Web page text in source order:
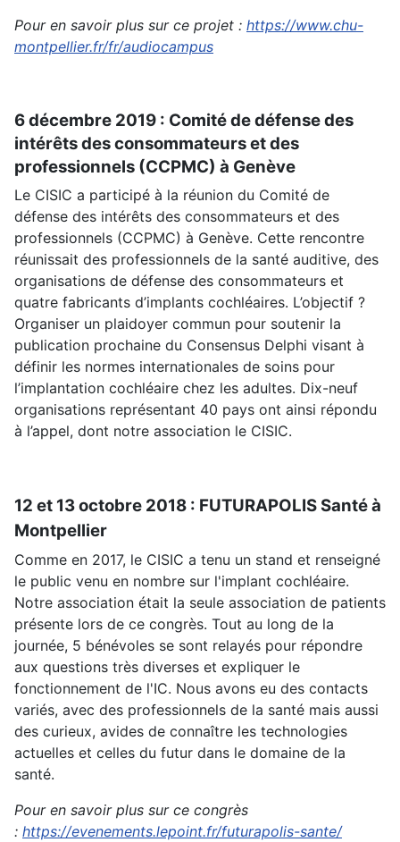
Pour en savoir plus sur ce projet : https://www.chu-
montpellier.fr/fr/audiocampus
6 décembre 2019 : Comité de défense des
intérêts des consommateurs et des
professionnels (CCPMC) à Genève
Le CISIC a participé à la réunion du Comité de
défense des intérêts des consommateurs et des
professionnels (CCPMC) à Genève. Cette rencontre
réunissait des professionnels de la santé auditive, des
organisations de défense des consommateurs et
quatre fabricants d’implants cochléaires. L’objectif ?
Organiser un plaidoyer commun pour soutenir la
publication prochaine du Consensus Delphi visant à
définir les normes internationales de soins pour
l’implantation cochléaire chez les adultes. Dix-neuf
organisations représentant 40 pays ont ainsi répondu
à l’appel, dont notre association le CISIC.
12 et 13 octobre 2018 : FUTURAPOLIS Santé à
Montpellier
Comme en 2017, le CISIC a tenu un stand et renseigné
le public venu en nombre sur l'implant cochléaire.
Notre association était la seule association de patients
présente lors de ce congrès. Tout au long de la
journée, 5 bénévoles se sont relayés pour répondre
aux questions très diverses et expliquer le
fonctionnement de l'IC. Nous avons eu des contacts
variés, avec des professionnels de la santé mais aussi
des curieux, avides de connaître les technologies
actuelles et celles du futur dans le domaine de la
santé.
Pour en savoir plus sur ce congrès
: https://evenements.lepoint.fr/futurapolis-sante/